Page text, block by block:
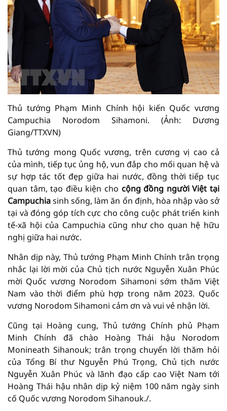
Thủ tướng Phạm Minh Chính hội kiến Quốc vương
Campuchia Norodom Sihamoni. (Ảnh: Dương
Giang/TTXVN)
Thủ tướng mong Quốc vương, trên cương vị cao cả
của mình, tiếp tục ủng hộ, vun đắp cho mối quan hệ và
sự hợp tác tốt đẹp giữa hai nước, đồng thời tiếp tục
quan tâm, tạo điều kiện cho cộng đồng người Việt tại
Campuchiasinh sống, làm ăn ổn định, hòa nhập vào sở
tại và đóng góp tích cực cho công cuộc phát triển kinh
tế-xã hội của Campuchia cũng như cho quan hệ hữu
nghị giữa hai nước.
Nhân dịp này, Thủ tướng Phạm Minh Chính trân trọng
nhắc lại lời mời của Chủ tịch nước Nguyễn Xuân Phúc
mời Quốc vương Norodom Sihamoni sớm thăm Việt
Nam vào thời điểm phù hợp trong năm 2023. Quốc
vương Norodom Sihamoni cảm ơn và vui vẻ nhận lời.
Cũng tại Hoàng cung, Thủ tướng Chính phủ Phạm
Minh Chính đã chào Hoàng Thái hậu Norodom
Monineath Sihanouk; trân trọng chuyển lời thăm hỏi
của Tổng Bí thư Nguyễn Phú Trọng, Chủ tịch nước
Nguyễn Xuân Phúc và lãnh đạo cấp cao Việt Nam tới
Hoàng Thái hậu nhân dịp kỷ niệm 100 năm ngày sinh
cố Quốc vương Norodom Sihanouk./.